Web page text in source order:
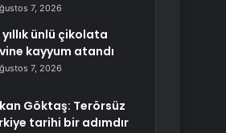
7, 2026
ünlü çikolata
kayyum atandı
7, 2026
Göktaş: Terörsüz
tarihi bir adımdır